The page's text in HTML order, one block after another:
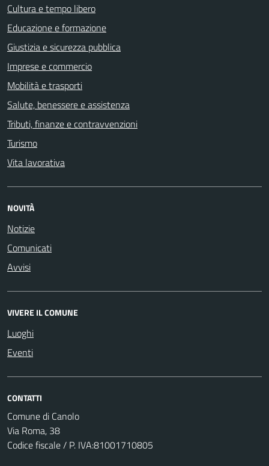
Cultura e tempo libero
Educazione e formazione
Giustizia e sicurezza pubblica
Imprese e commercio
Mobilità e trasporti
Salute, benessere e assistenza
Tributi, finanze e contravvenzioni
Turismo
Vita lavorativa
NOVITÀ
Notizie
Comunicati
Avvisi
VIVERE IL COMUNE
Luoghi
Eventi
CONTATTI
Comune di Canolo
Via Roma, 38
Codice fiscale / P. IVA:81001710805